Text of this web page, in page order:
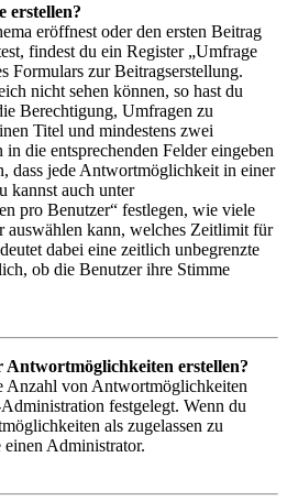
erstellen?
eröffnest oder den ersten Beitrag
findest du ein Register „Umfrage
Formulars zur Beitragserstellung.
nicht sehen können, so hast du
Berechtigung, Umfragen zu
Titel und mindestens zwei
die entsprechenden Felder eingeben
dass jede Antwortmöglichkeit in einer
kannst auch unter
pro Benutzer“ festlegen, wie viele
auswählen kann, welches Zeitlimit für
dabei eine zeitlich unbegrenzte
ob die Benutzer ihre Stimme
erstellen?
Anzahl von Antwortmöglichkeiten
festgelegt. Wenn du
als zugelassen zu
Administrator.